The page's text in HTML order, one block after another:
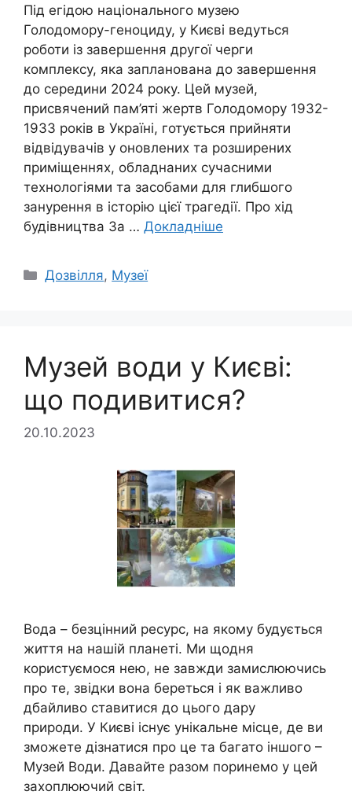
Під егідою національного музею
Голодомору-геноциду, у Києві ведуться
роботи із завершення другої черги
комплексу, яка запланована до завершення
до середини 2024 року. Цей музей,
присвячений пам’яті жертв Голодомору 1932-
1933 років в Україні, готується прийняти
відвідувачів у оновлених та розширених
приміщеннях, обладнаних сучасними
технологіями та засобами для глибшого
занурення в історію цієї трагедії. Про хід
будівництва За … Докладніше
Категорії
Дозвілля, Музеї
Музей води у Києві:
що подивитися?
20.10.2023
Вода – безцінний ресурс, на якому будується
життя на нашій планеті. Ми щодня
користуємося нею, не завжди замислюючись
про те, звідки вона береться і як важливо
дбайливо ставитися до цього дару
природи. У Києві існує унікальне місце, де ви
зможете дізнатися про це та багато іншого –
Музей Води. Давайте разом поринемо у цей
захоплюючий світ.